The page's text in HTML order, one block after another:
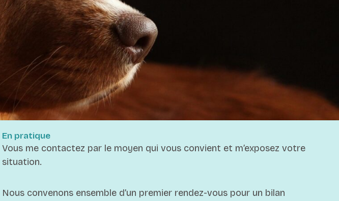
En pratique
Vous me contactez par le moyen qui vous convient et m’exposez votre
situation.
Nous convenons ensemble d’un premier rendez-vous pour un bilan